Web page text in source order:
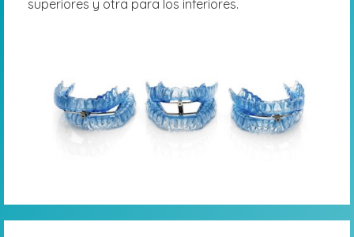
superiores y otra para los inferiores.